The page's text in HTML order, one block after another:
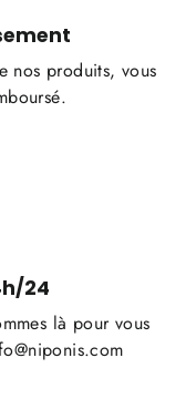
nos produits, vous
24
là pour vous